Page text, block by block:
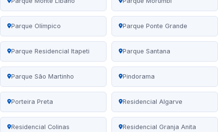
Parque Olímpico Parque Ponte Grande
Parque Residencial Itapeti Parque Santana
Parque São Martinho Pindorama
Porteira Preta Residencial Algarve
Residencial Colinas Residencial Granja Anita